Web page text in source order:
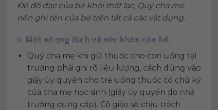
Để đồ đạc của bé khỏi thất lạc, Quý cha mẹ
nên ghi tên của bé trên tất cả các vật dụng.
v Một số quy định về sức khỏe của bé
Quý cha mẹ khi gửi thuốc cho con uống tại
trường phải ghi rõ liều lượng, cách dùng vào
giấy ủy quyền cho trẻ uống thuốc có chữ ký
của cha mẹ học sinh (giấy ủy quyền do nhà
trường cung cấp). Cô giáo sẽ chịu trách